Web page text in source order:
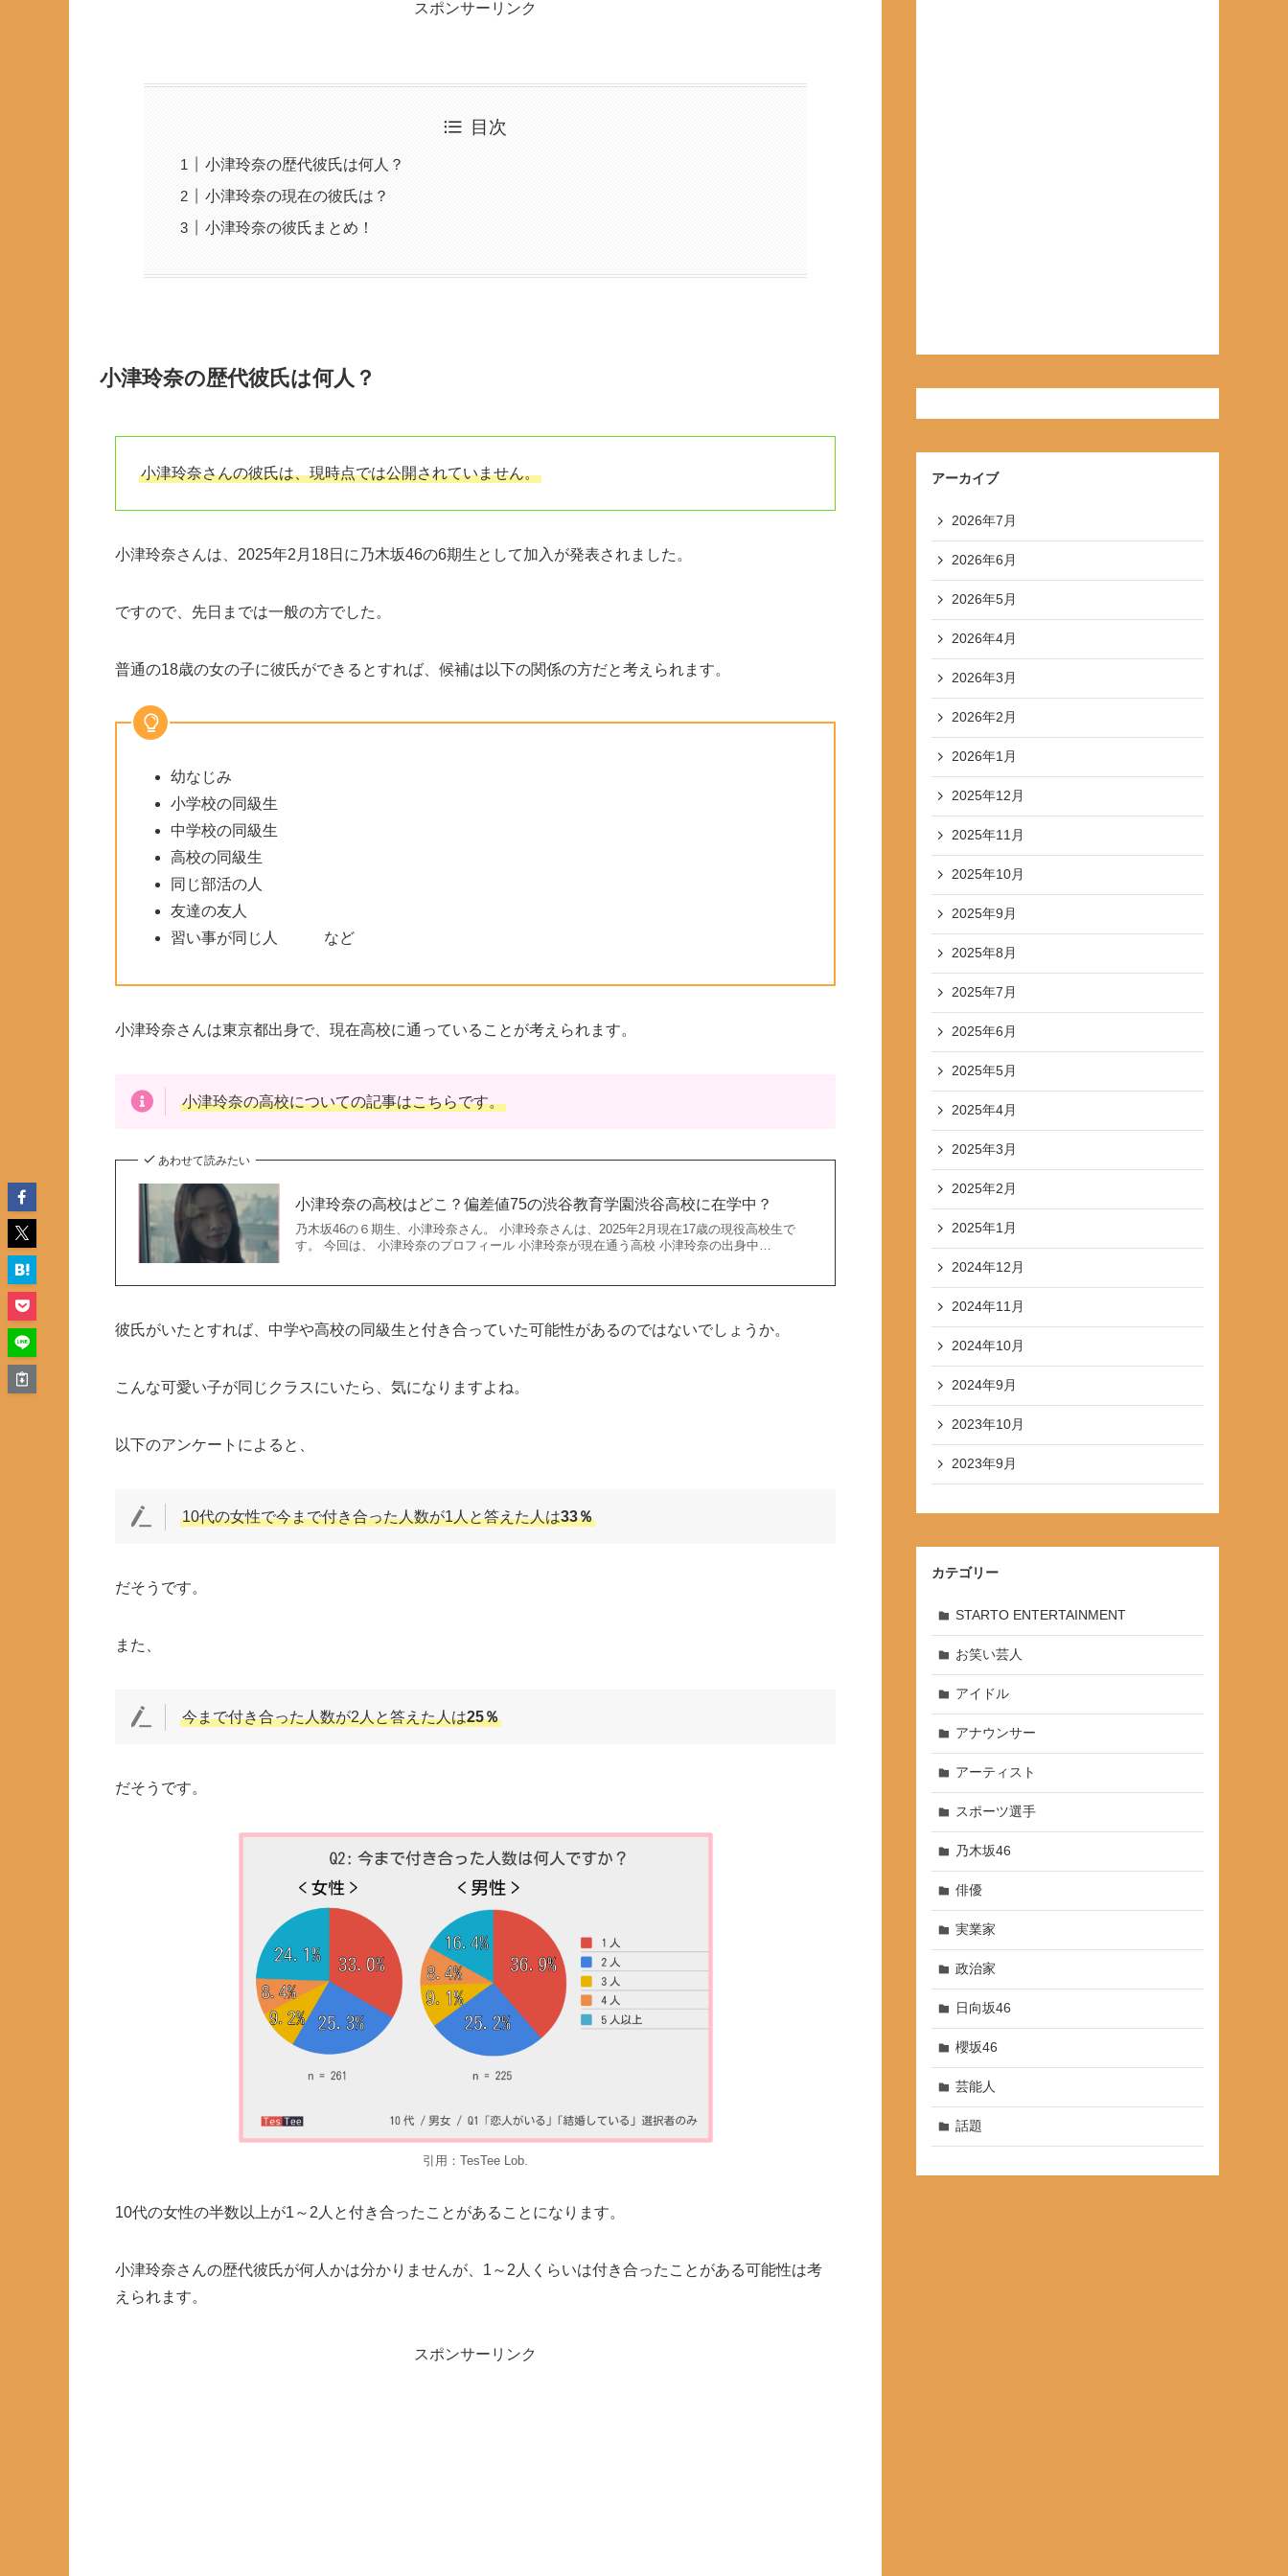
スポンサーリンク
目次
小津玲奈の歴代彼氏は何人？
小津玲奈の現在の彼氏は？
小津玲奈の彼氏まとめ！
小津玲奈の歴代彼氏は何人？
小津玲奈さんの彼氏は、現時点では公開されていません。
小津玲奈さんは、2025年2月18日に乃木坂46の6期生として加入が発表されました。
ですので、先日までは一般の方でした。
普通の18歳の女の子に彼氏ができるとすれば、候補は以下の関係の方だと考えられます。
幼なじみ
小学校の同級生
中学校の同級生
高校の同級生
同じ部活の人
友達の友人
習い事が同じ人 など
小津玲奈さんは東京都出身で、現在高校に通っていることが考えられます。
小津玲奈の高校についての記事はこちらです。
あわせて読みたい
小津玲奈の高校はどこ？偏差値75の渋谷教育学園渋谷高校に在学中？
乃木坂46の６期生、小津玲奈さん。 小津玲奈さんは、2025年2月現在17歳の現役高校生で
す。 今回は、 小津玲奈のプロフィール 小津玲奈が現在通う高校 小津玲奈の出身中…
彼氏がいたとすれば、中学や高校の同級生と付き合っていた可能性があるのではないでしょうか。
こんな可愛い子が同じクラスにいたら、気になりますよね。
以下のアンケートによると、
10代の女性で今まで付き合った人数が1人と答えた人は33％
だそうです。
また、
今まで付き合った人数が2人と答えた人は25％
だそうです。
引用：TesTee Lob.
10代の女性の半数以上が1～2人と付き合ったことがあることになります。
小津玲奈さんの歴代彼氏が何人かは分かりませんが、1～2人くらいは付き合ったことがある可能性は考
えられます。
スポンサーリンク
アーカイブ
2026年7月
2026年6月
2026年5月
2026年4月
2026年3月
2026年2月
2026年1月
2025年12月
2025年11月
2025年10月
2025年9月
2025年8月
2025年7月
2025年6月
2025年5月
2025年4月
2025年3月
2025年2月
2025年1月
2024年12月
2024年11月
2024年10月
2024年9月
2023年10月
2023年9月
カテゴリー
STARTO ENTERTAINMENT
お笑い芸人
アイドル
アナウンサー
アーティスト
スポーツ選手
乃木坂46
俳優
実業家
政治家
日向坂46
櫻坂46
芸能人
話題